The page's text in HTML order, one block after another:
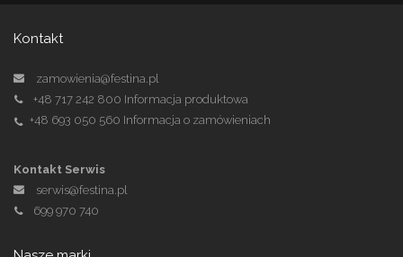
Kontakt
zamowienia@festina.pl
+48 717 242 800 Informacja produktowa
+48 693 050 560 Informacja o zamówieniach
Kontakt Serwis
serwis@festina.pl
699 970 740